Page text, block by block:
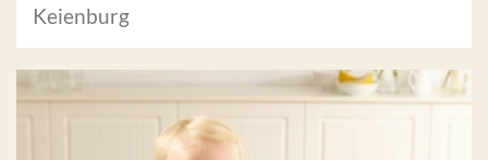
Keienburg